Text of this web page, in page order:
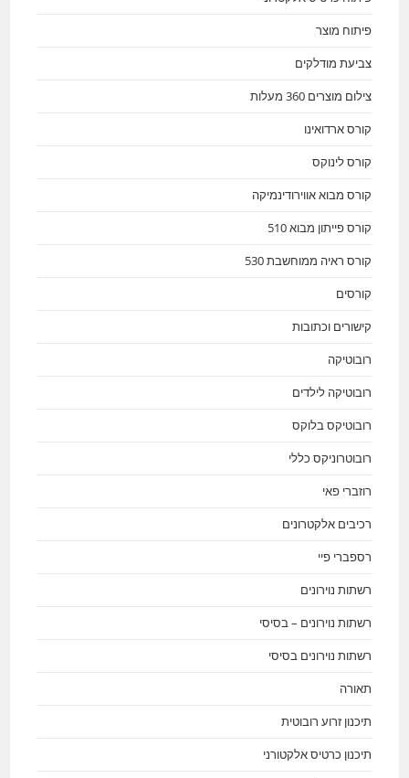
פיתוח מוצר
צביעת מודלקים
צילום מוצרים 360 מעלות
קורס ארדואינו
קורס לינוקס
קורס מבוא אווירודינמיקה
קורס פייתון מבוא 510
קורס ראיה ממוחשבת 530
קורסים
קישורים וכתובות
רובוטיקה
רובוטיקה לילדים
רובוטיקס בלוקס
רובוטרוניקס כללי
רוזברי פאי
רכיבים אלקטרונים
רספברי פיי
רשתות נוירונים
רשתות נוירונים – בסיסי
רשתות נוירונים בסיסי
תאורה
תיכנון זרוע רובוטית
תיכנון כרטיס אלקטורני